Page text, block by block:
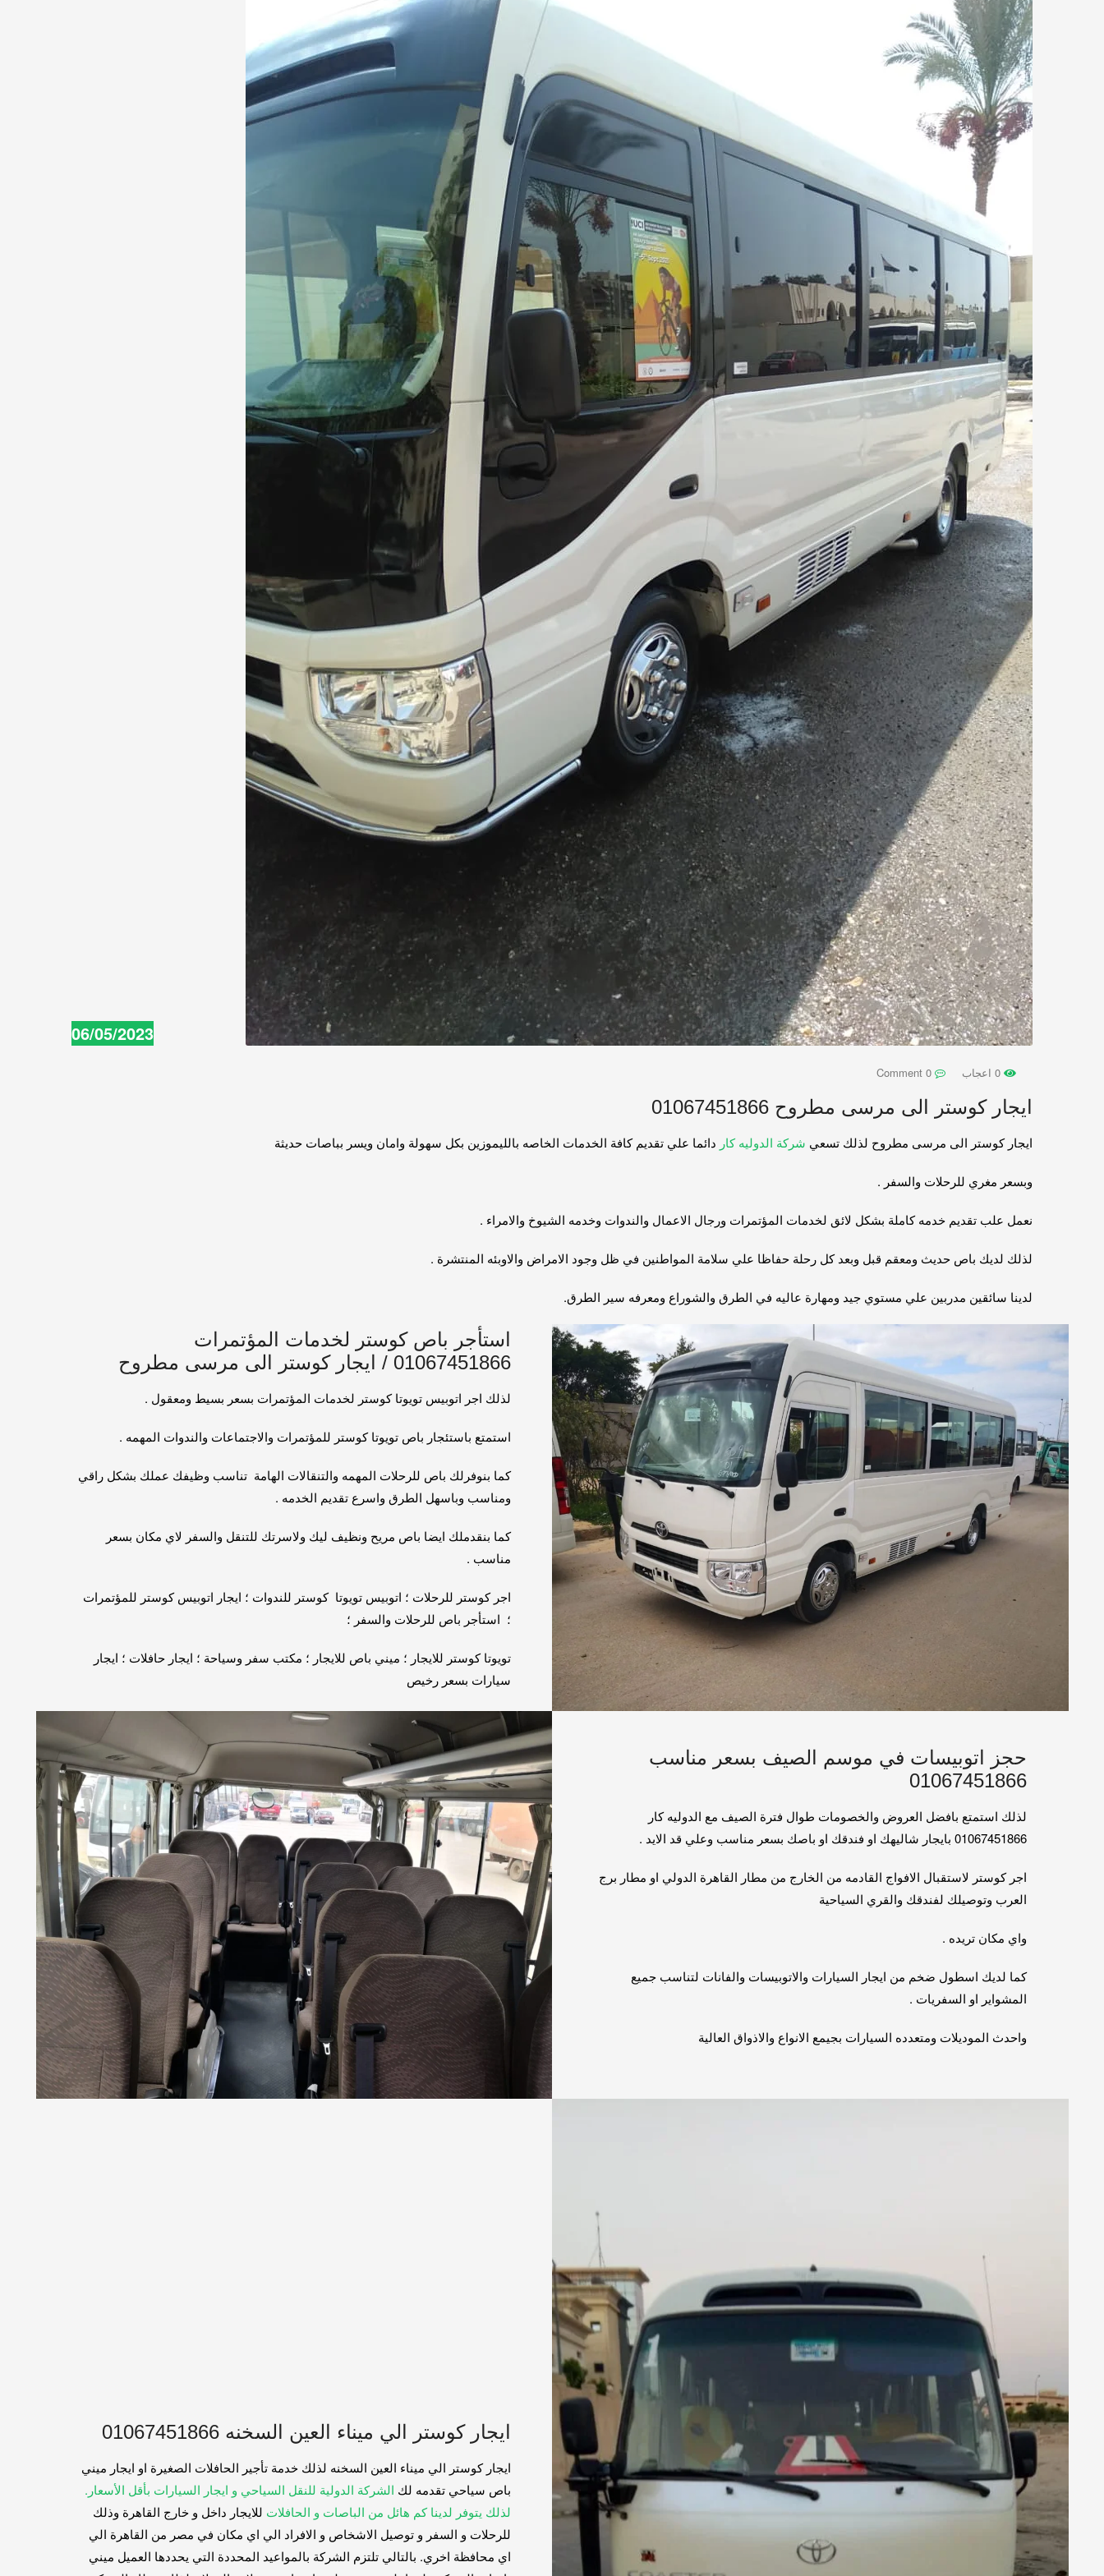
06/05/2023
ايجار كوستر الى مرسى مطروح 01067451866
ايجار كوستر الى مرسى مطروح لذلك تسعي شركة الدوليه كار دائما علي تقديم كافة الخدمات الخاصه بالليموزين بكل سهولة وامان ويسر بباصات حديثة
وبسعر مغري للرحلات والسفر .
نعمل علب تقديم خدمه كاملة بشكل لائق لخدمات المؤتمرات ورجال الاعمال والندوات وخدمه الشيوخ والامراء .
لذلك لديك باص حديث ومعقم قبل وبعد كل رحلة حفاظا علي سلامة المواطنين في ظل وجود الامراض والاوبئه المنتشرة .
لدينا سائقين مدربين علي مستوي جيد ومهارة عاليه في الطرق والشوراع ومعرفه سير الطرق.
استأجر باص كوستر لخدمات المؤتمرات
01067451866 / ايجار كوستر الى مرسى مطروح
لذلك اجر اتوبيس تويوتا كوستر لخدمات المؤتمرات بسعر بسيط ومعقول .
استمتع باستئجار باص تويوتا كوستر للمؤتمرات والاجتماعات والندوات المهمه .
كما بنوفرلك باص للرحلات المهمه والتنقالات الهامة تناسب وظيفك عملك بشكل راقي
ومناسب وباسهل الطرق واسرع تقديم الخدمه .
كما بنقدملك ايضا باص مريح ونظيف ليك ولاسرتك للتنقل والسفر لاي مكان بسعر
مناسب .
اجر كوستر للرحلات ؛ اتوبيس تويوتا كوستر للندوات ؛ ايجار اتوبيس كوستر للمؤتمرات
؛ استأجر باص للرحلات والسفر ؛
تويوتا كوستر للايجار ؛ ميني باص للايجار ؛ مكتب سفر وسياحة ؛ ايجار حافلات ؛ ايجار
سيارات بسعر رخيص
حجز اتوبيسات في موسم الصيف بسعر مناسب
01067451866
لذلك استمتع بافضل العروض والخصومات طوال فترة الصيف مع الدوليه كار
01067451866 بايجار شاليهك او فندقك او باصك بسعر مناسب وعلي قد الايد .
اجر كوستر لاستقبال الافواج القادمه من الخارج من مطار القاهرة الدولي او مطار برج
العرب وتوصيلك لفندقك والقري السياحية
واي مكان تريده .
كما لديك اسطول ضخم من ايجار السيارات والاتوبيسات والفانات لتناسب جميع
المشواير او السفريات .
واحدث الموديلات ومتعدده السيارات بجيمع الانواع والاذواق العالية
ايجار كوستر الي ميناء العين السخنه 01067451866
ايجار كوستر الي ميناء العين السخنه لذلك خدمة تأجير الحافلات الصغيرة او ايجار ميني
باص سياحي تقدمه لك الشركة الدولية للنقل السياحي و ايجار السيارات بأقل الأسعار.
لذلك يتوفر لدينا كم هائل من الباصات و الحافلات للايجار داخل و خارج القاهرة وذلك
للرحلات و السفر و توصيل الاشخاص و الافراد الي اي مكان في مصر من القاهرة الي
اي محافظة اخري. بالتالي تلتزم الشركة بالمواعيد المحددة التي يحددها العميل ميني